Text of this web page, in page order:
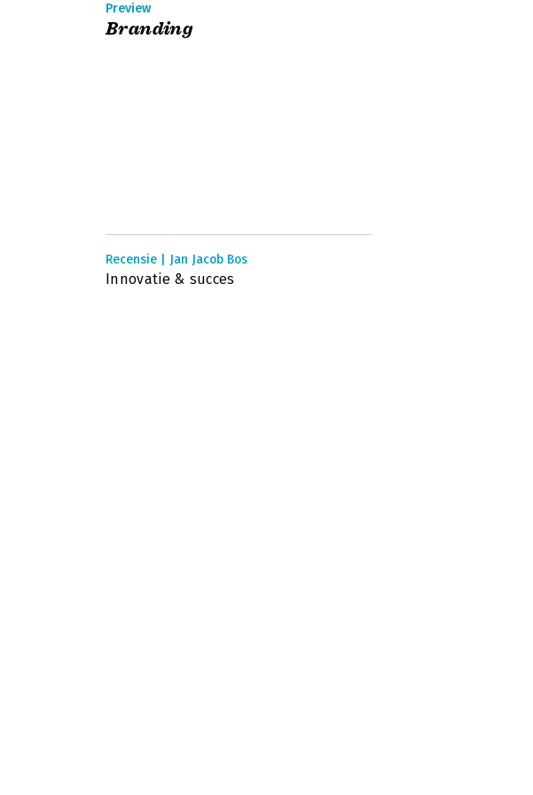
Preview
Branding
Recensie | Jan Jacob Bos
Innovatie & succes